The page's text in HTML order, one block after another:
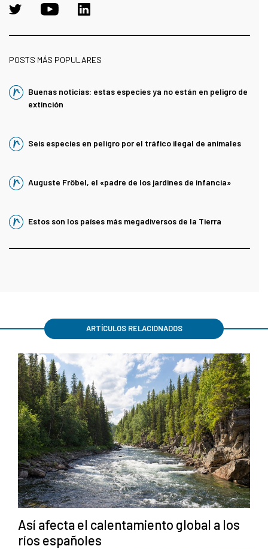
POSTS MÁS POPULARES
Buenas noticias: estas especies ya no están en peligro de
extinción
Seis especies en peligro por el tráfico ilegal de animales
Auguste Fröbel, el «padre de los jardines de infancia»
Estos son los países más megadiversos de la Tierra
ARTÍCULOS RELACIONADOS
Así afecta el calentamiento global a los
ríos españoles